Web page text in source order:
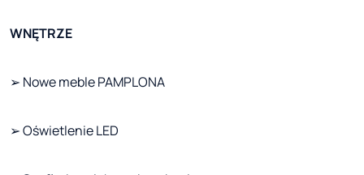
WNĘTRZE
➢ Nowe meble PAMPLONA
➢ Oświetlenie LED